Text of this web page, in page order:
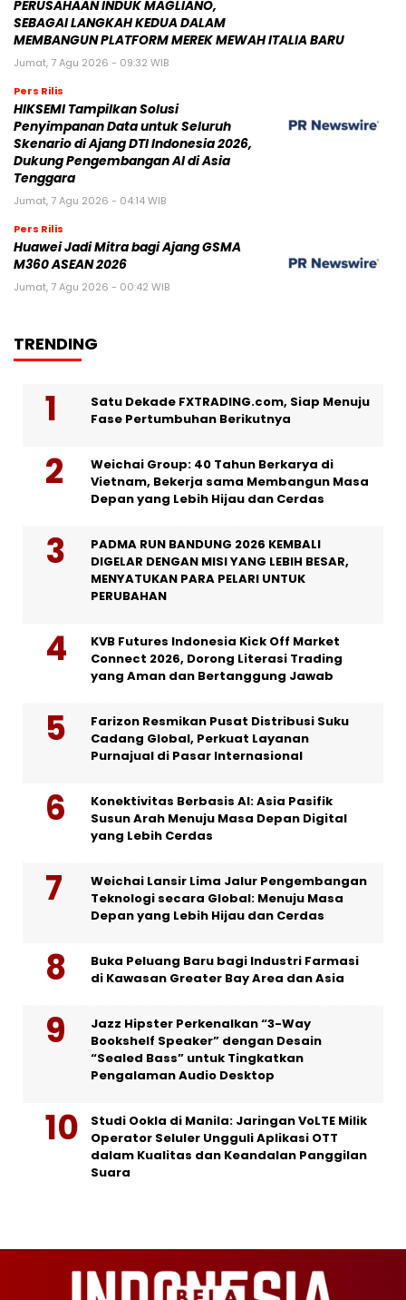
PERUSAHAAN INDUK MAGLIANO,
SEBAGAI LANGKAH KEDUA DALAM
MEMBANGUN PLATFORM MEREK MEWAH ITALIA BARU
Jumat, 7 Agu 2026 - 09:32 WIB
Pers Rilis
HIKSEMI Tampilkan Solusi
Penyimpanan Data untuk Seluruh
Skenario di Ajang DTI Indonesia 2026,
Dukung Pengembangan AI di Asia
Tenggara
Jumat, 7 Agu 2026 - 04:14 WIB
Pers Rilis
Huawei Jadi Mitra bagi Ajang GSMA
M360 ASEAN 2026
Jumat, 7 Agu 2026 - 00:42 WIB
TRENDING
Satu Dekade FXTRADING.com, Siap Menuju
Fase Pertumbuhan Berikutnya
Weichai Group: 40 Tahun Berkarya di
Vietnam, Bekerja sama Membangun Masa
Depan yang Lebih Hijau dan Cerdas
PADMA RUN BANDUNG 2026 KEMBALI
DIGELAR DENGAN MISI YANG LEBIH BESAR,
MENYATUKAN PARA PELARI UNTUK
PERUBAHAN
KVB Futures Indonesia Kick Off Market
Connect 2026, Dorong Literasi Trading
yang Aman dan Bertanggung Jawab
Farizon Resmikan Pusat Distribusi Suku
Cadang Global, Perkuat Layanan
Purnajual di Pasar Internasional
Konektivitas Berbasis AI: Asia Pasifik
Susun Arah Menuju Masa Depan Digital
yang Lebih Cerdas
Weichai Lansir Lima Jalur Pengembangan
Teknologi secara Global: Menuju Masa
Depan yang Lebih Hijau dan Cerdas
Buka Peluang Baru bagi Industri Farmasi
di Kawasan Greater Bay Area dan Asia
Jazz Hipster Perkenalkan “3-Way
Bookshelf Speaker” dengan Desain
“Sealed Bass” untuk Tingkatkan
Pengalaman Audio Desktop
Studi Ookla di Manila: Jaringan VoLTE Milik
Operator Seluler Ungguli Aplikasi OTT
dalam Kualitas dan Keandalan Panggilan
Suara